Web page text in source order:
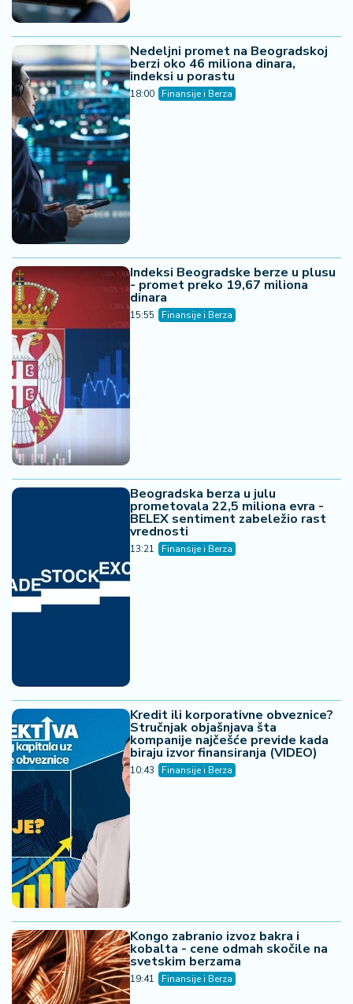
Nedeljni promet na Beogradskoj
berzi oko 46 miliona dinara,
indeksi u porastu
18:00 Finansije i Berza
Indeksi Beogradske berze u plusu
- promet preko 19,67 miliona
dinara
15:55 Finansije i Berza
Beogradska berza u julu
prometovala 22,5 miliona evra -
BELEX sentiment zabeležio rast
vrednosti
13:21 Finansije i Berza
Kredit ili korporativne obveznice?
Stručnjak objašnjava šta
kompanije najčešće previde kada
biraju izvor finansiranja (VIDEO)
10:43 Finansije i Berza
Kongo zabranio izvoz bakra i
kobalta - cene odmah skočile na
svetskim berzama
19:41 Finansije i Berza